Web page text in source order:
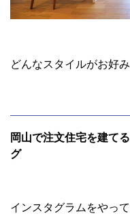
どんなスタイルがお好
岡山で注文住宅を建
グ
インスタグラムをやっ